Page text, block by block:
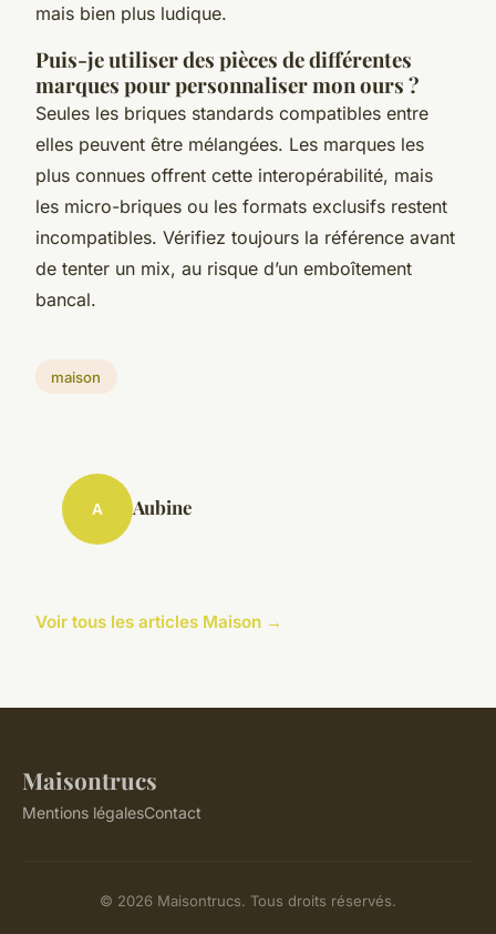
mais bien plus ludique.
Puis-je utiliser des pièces de différentes
marques pour personnaliser mon ours ?
Seules les briques standards compatibles entre
elles peuvent être mélangées. Les marques les
plus connues offrent cette interopérabilité, mais
les micro-briques ou les formats exclusifs restent
incompatibles. Vérifiez toujours la référence avant
de tenter un mix, au risque d’un emboîtement
bancal.
maison
A Aubine
Voir tous les articles Maison →
Maisontrucs
Mentions légalesContact
© 2026 Maisontrucs. Tous droits réservés.